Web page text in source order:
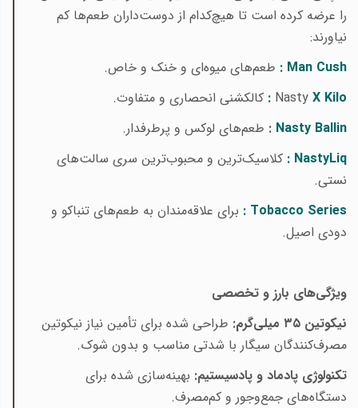
را عرضه کرده است تا هیچ‌کدام از دوست‌داران طعم‌ها کم
نیاورند:
Cush
Man
: طعم‌های میوه‌ای و خنک و خاص.
NastyX Kilo
: کالکشنی انحصاری و متفاوت.
Nasty Ballin
: طعم‌های لوکس و پرطرفدار.
NastyLiq
: کلاسیک‌ترین و محبوب‌ترین سری سالت‌های
نستی.
Tobacco Series
: برای علاقه‌مندان به طعم‌های تنباکو و
دودی اصیل.
ویژگی‌های بارز و تخصصی
نیکوتین ۳۵میلی‌گرم: طراحی شده برای تأمین نیاز نیکوتین
مصرف‌کنندگان سیگار با شدتی مناسب و بدون شوک.
تکنولوژی پادماد و پادسیستیم: بهینه‌سازی شده برای
دستگاه‌های جمع‌وجور و کم‌مصرف.